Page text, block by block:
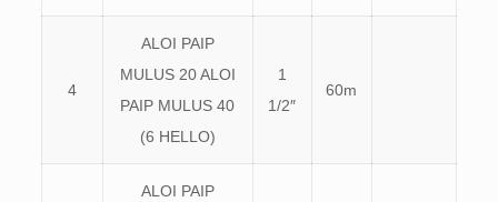
4
ALOI PAIP
MULUS 20 ALOI
PAIP MULUS 40
(6 HELLO)
1
1/2″
60m
ALOI PAIP